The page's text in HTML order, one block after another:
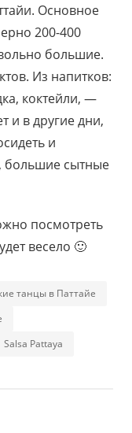
Основное
200-400
большие.
Из напитков:
коктейли, —
и в другие дни,
и
большие сытные
посмотреть
весело 🙂
танцы в Паттайе
Salsa Pattaya